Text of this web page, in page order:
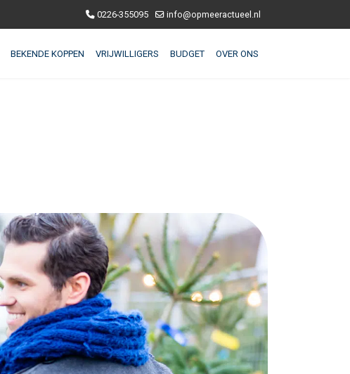
0226-355095 info@opmeeractueel.nl
BEKENDE KOPPEN VRIJWILLIGERS BUDGET OVER ONS